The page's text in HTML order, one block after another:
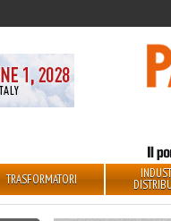
TRASFORMATORI